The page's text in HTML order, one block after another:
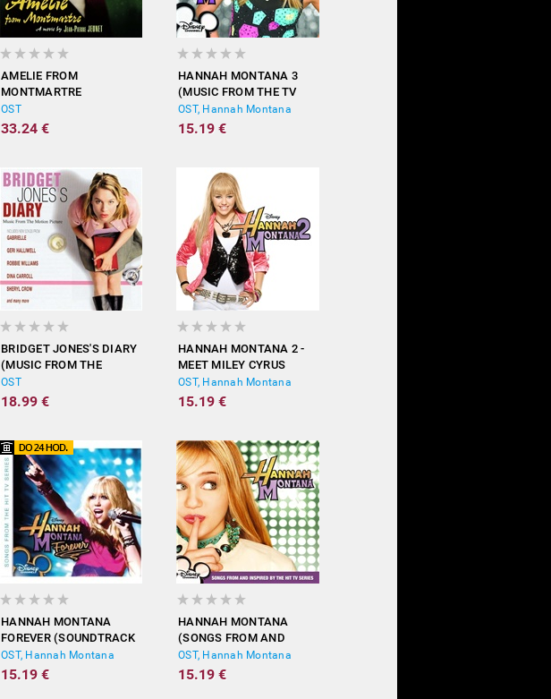
AMELIE FROM
MONTMARTRE
(ORIGINAL
SOUNDTRACK)
OST
33.24 €
HANNAH MONTANA 3
(MUSIC FROM THE TV
SHOW)
OST, Hannah Montana
15.19 €
BRIDGET JONES'S DIARY
(MUSIC FROM THE
MOTION PICTURE)
OST
18.99 €
HANNAH MONTANA 2 -
MEET MILEY CYRUS
OST, Hannah Montana
15.19 €
HANNAH MONTANA
FOREVER (SOUNDTRACK
FROM THE TV SERIES)
OST, Hannah Montana
15.19 €
HANNAH MONTANA
(SONGS FROM AND
INSPIRED BY THE HIT TV
SERIES)
OST, Hannah Montana
15.19 €